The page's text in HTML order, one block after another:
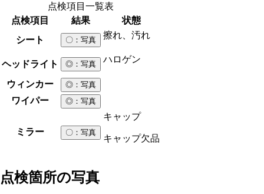
点検項目一覧表
点検項目
結果
状態
シート
〇 ：写真 擦れ、汚れ
ヘッドライト ◎ ：写真 ハロゲン
ウィンカー ◎ ：写真
ワイパー ◎ ：写真
ミラー 〇 ：写真
キャップ
キャップ欠品
点検箇所の写真